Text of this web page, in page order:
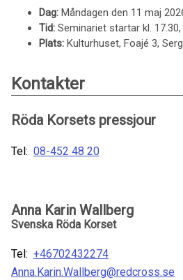
Dag: Måndagen den 11 maj
Tid: Seminariet startar kl.
Plats: Kulturhuset, Foajé 3,
Kontakter
Röda Korsets pressjour
Tel: 08-452 48 20
Anna Karin Wallberg
Svenska Röda Korset
Tel: +46702432274
Anna.Karin.Wallberg@redcross.se